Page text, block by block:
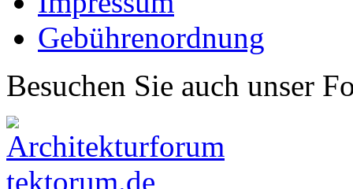
Gebührenordnung
Besuchen Sie auch unser